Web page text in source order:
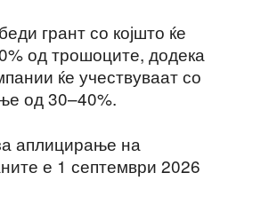
грант со којшто ќе
од трошоците, додека
ќе учествуваат со
од 30–40%.
аплицирање на
е 1 септември 2026